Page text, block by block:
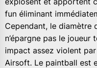
fun éliminant
Cependant, le diamètre
n’épargne pas le joueur
impact assez violent
Airsoft. Le paintball est